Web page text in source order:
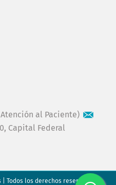
al Paciente)
Capital Federal
Todos los derechos reservados.